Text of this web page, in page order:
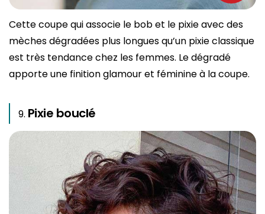
Cette coupe qui associe le bob et le pixie avec des
mèches dégradées plus longues qu’un pixie classique
est très tendance chez les femmes. Le dégradé
apporte une finition glamour et féminine à la coupe.
Pixie bouclé